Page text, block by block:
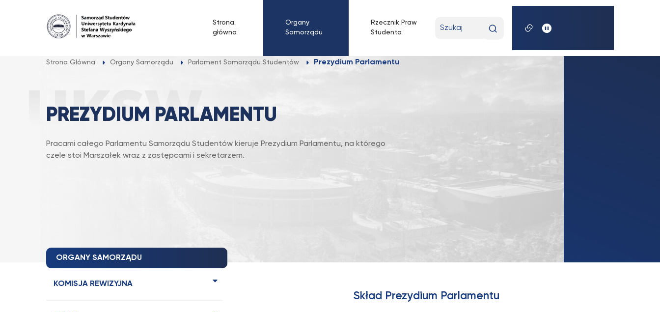
Strona
główna
Organy
Samorządu
Rzecznik Praw
Studenta
wyszukiwaną
Strona Główna Organy Samorządu Parlament Samorządu Studentów Prezydium Parlamentu
PREZYDIUM PARLAMENTU
Pracami całego Parlamentu Samorządu Studentów kieruje Prezydium Parlamentu, na którego
czele stoi Marszałek wraz z zastępcami i sekretarzem.
ORGANY SAMORZĄDU
KOMISJA REWIZYJNA
Skład Prezydium Parlamentu